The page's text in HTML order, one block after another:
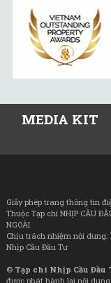
MEDIA KIT
Giấy phép trang thông tin
Thuộc Tạp chí NHỊP CẦU
NGOÀI
Chịu trách nhiệm nội dung:
Nhịp Cầu Đầu Tư
© Tạp chí Nhịp Cầu Đầu
được phát hành lại nội